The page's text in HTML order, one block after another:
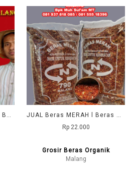
JUAL Beras HITAM l AGEN Beras HITAM l PRODUSEN Beras HITAM l PENJUAL Beras HITAM l DISTRIBUTOR Beras HITAM l GROSIR Beras HITAM l TOKO Beras HITAM l
JUAL Beras MERAH l Beras MERAH Organik l AGEN Beras MERAH l DISTRIBUTOR Beras MERAH l PRODUSEN Beras MERAH l PENJUAL Beras MERAH l GROSIR Beras MERAH l
Rp 22.000
Grosir Beras Organik
Malang